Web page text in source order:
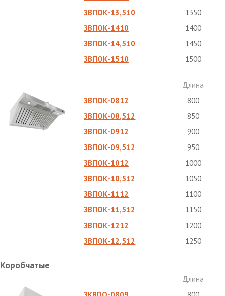
ЗВПОК-13,510
1350
ЗВПОК-1410
1400
ЗВПОК-14,510
1450
ЗВПОК-1510
1500
Длина
ЗВПОК-0812
800
ЗВПОК-08,512
850
ЗВПОК-0912
900
ЗВПОК-09,512
950
ЗВПОК-1012
1000
ЗВПОК-10,512
1050
ЗВПОК-1112
1100
ЗВПОК-11,512
1150
ЗВПОК-1212
1200
ЗВПОК-12,512
1250
Коробчатые
Длина